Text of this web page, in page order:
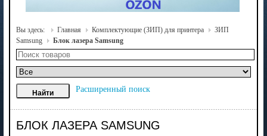
Вы здесь: Главная Комплектующие (ЗИП) для принтера
ЗИП
Samsung
Блок лазера Samsung
Расширенный поиск
БЛОК ЛАЗЕРА SAMSUNG